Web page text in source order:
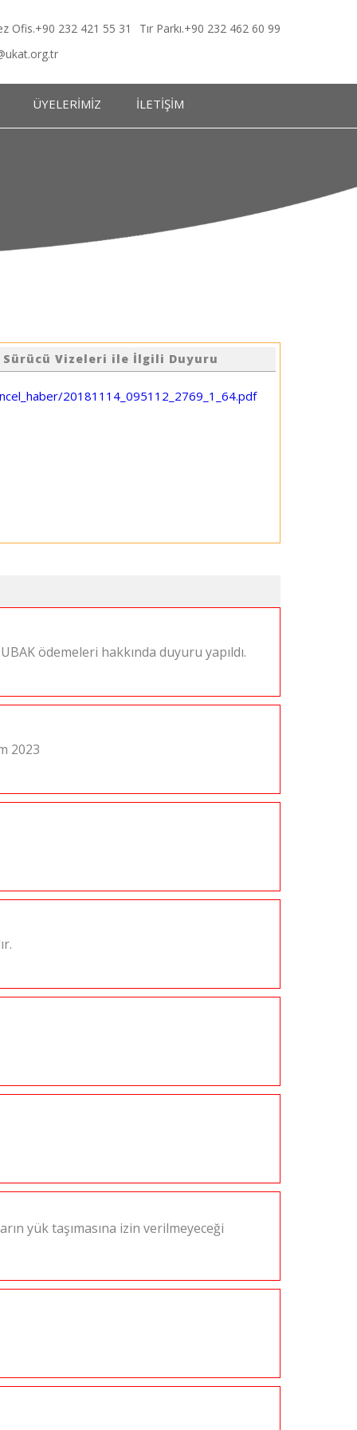
Ofis.+90 232 421 55 31
Tır Parkı.+90 232 462 60 99
ÜYELERİMİZ İLETİŞİM
Sürücü Vizeleri ile İlgili Duyuru
20181114_095112_2769_1_64.pdf
ödemeleri hakkında duyuru yapıldı.
2023
yük taşımasına izin verilmeyeceği